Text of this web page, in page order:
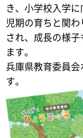
き、小学校入学
児期の育ちと関
され、成長の様
ます。
兵庫県教育委員
す。